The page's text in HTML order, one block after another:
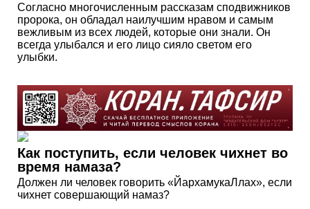
Согласно многочисленным рассказам сподвижников
пророка, он обладал наилучшим нравом и самым
вежливым из всех людей, которые они знали. Он
всегда улыбался и его лицо сияло светом его
улыбки.
Как поступить, если человек чихнет во
время намаза?
Должен ли человек говорить «ЙархамукаЛлах», если
чихнет совершающий намаз?